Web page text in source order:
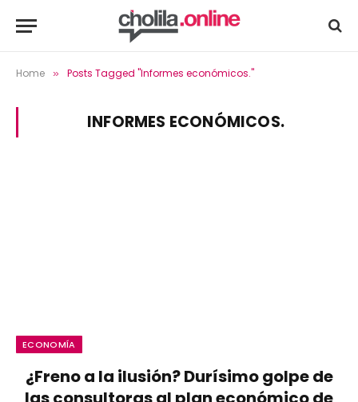
Home » Posts Tagged "Informes económicos."
INFORMES ECONÓMICOS.
ECONOMÍA
¿Freno a la ilusión? Durísimo golpe de